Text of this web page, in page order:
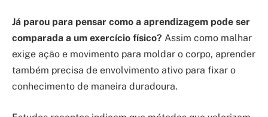
Já parou para pensar como a aprendizagem pode ser
comparada a um exercício físico? Assim como malhar
exige ação e movimento para moldar o corpo, aprender
também precisa de envolvimento ativo para fixar o
conhecimento de maneira duradoura.